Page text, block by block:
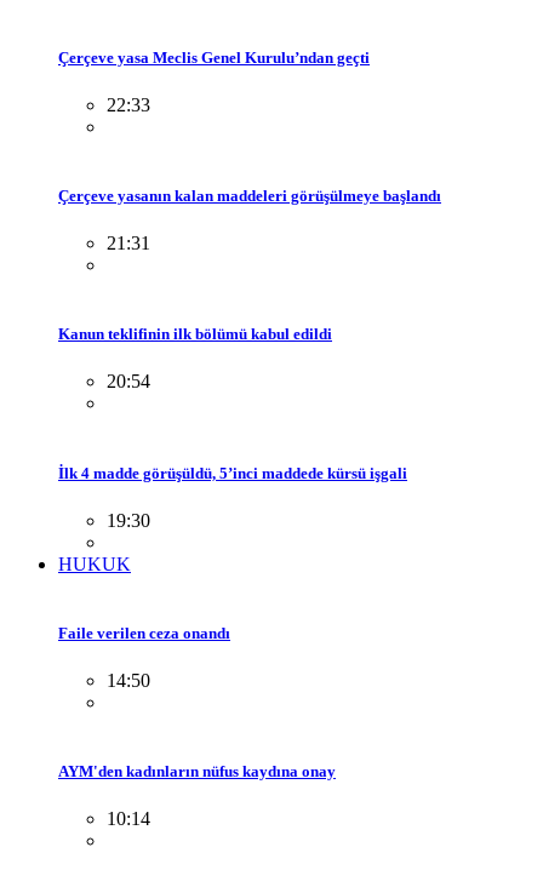
Çerçeve yasa Meclis Genel Kurulu’ndan geçti
22:33
Çerçeve yasanın kalan maddeleri görüşülmeye başlandı
21:31
Kanun teklifinin ilk bölümü kabul edildi
20:54
İlk 4 madde görüşüldü, 5’inci maddede kürsü işgali
19:30
HUKUK
Faile verilen ceza onandı
14:50
AYM'den kadınların nüfus kaydına onay
10:14